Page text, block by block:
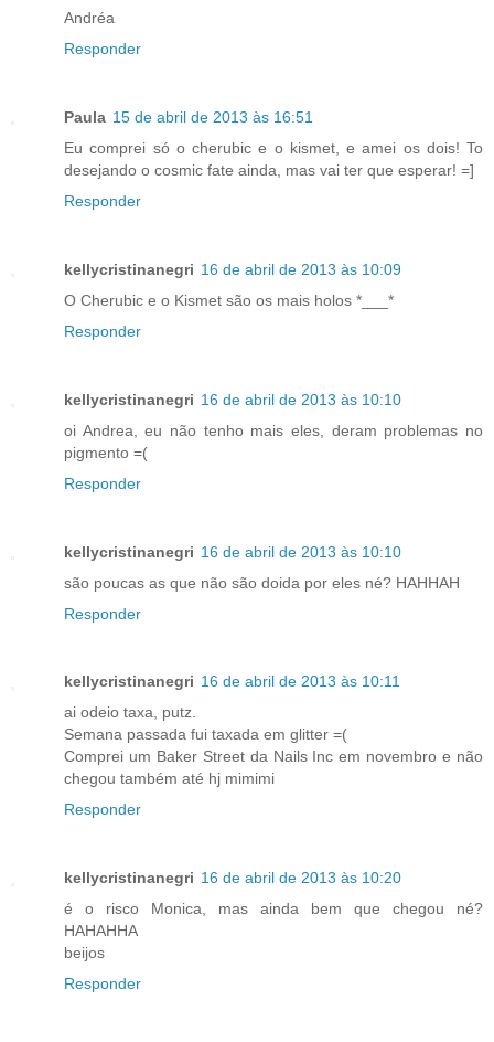
Andréa
Responder
Paula 15 de abril de 2013 às 16:51
Eu comprei só o cherubic e o kismet, e amei os dois! To
desejando o cosmic fate ainda, mas vai ter que esperar! =]
Responder
kellycristinanegri 16 de abril de 2013 às 10:09
O Cherubic e o Kismet são os mais holos *___*
Responder
kellycristinanegri 16 de abril de 2013 às 10:10
oi Andrea, eu não tenho mais eles, deram problemas no
pigmento =(
Responder
kellycristinanegri 16 de abril de 2013 às 10:10
são poucas as que não são doida por eles né? HAHHAH
Responder
kellycristinanegri 16 de abril de 2013 às 10:11
ai odeio taxa, putz.
Semana passada fui taxada em glitter =(
Comprei um Baker Street da Nails Inc em novembro e não
chegou também até hj mimimi
Responder
kellycristinanegri 16 de abril de 2013 às 10:20
é o risco Monica, mas ainda bem que chegou né?
HAHAHHA
beijos
Responder